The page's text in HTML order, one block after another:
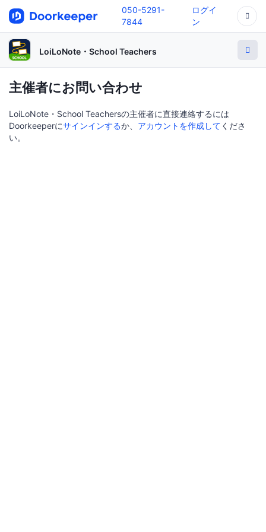
050-5291-
7844
ログイ
ン
LoiLoNote・School Teachers
主催者にお問い合わせ
LoiLoNote・School Teachersの主催者に直接連絡するには
Doorkeeperにサインインするか、 アカウントを作成して くださ
い。